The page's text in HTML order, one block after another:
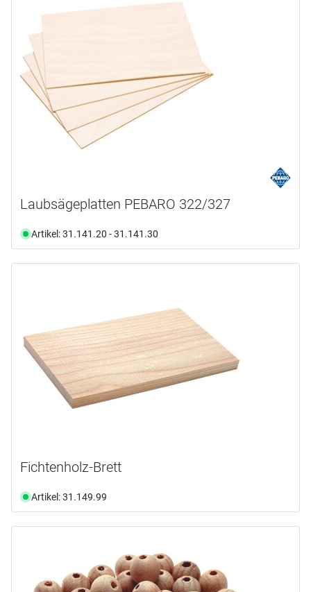
Laubsägeplatten PEBARO 322/327
Artikel: 31.141.20 - 31.141.30
Fichtenholz-Brett
Artikel: 31.149.99